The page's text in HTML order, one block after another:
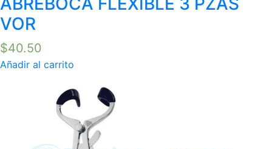
VOR
$40.50
Añadir al carrito